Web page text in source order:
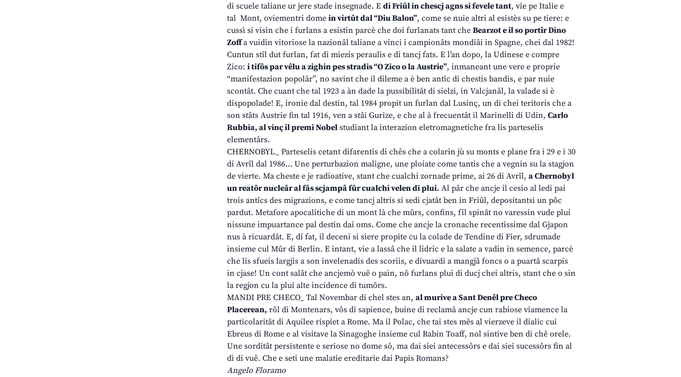
di scuele taliane ur jere stade insegnade. E di Friûl in chescj agns si fevele tant, vie pe Italie e
tal Mont, oviementri dome in virtût dal “Diu Balon”, come se nuie altri al esistès su pe tiere: e
cussì si visin che i furlans a esistin parcè che doi furlanats tant che Bearzot e il so portîr Dino
Zoffa vuidin vitoriose la nazionâl taliane a vinci i campionâts mondiâi in Spagne, chei dal 1982!
Cuntun stîl dut furlan, fat di miezis peraulis e di tancj fats. E l’an dopo, la Udinese e compre
Zico: i tifôs par vêlu a zighin pes stradis “O Zico o la Austrie”, inmaneant une vere e proprie
“manifestazion popolâr”, no savint che il dileme a è ben antîc di chestis bandis, e par nuie
scontât. Che cuant che tal 1923 a àn dade la pussibilitât di sielzi, in Valcjanâl, la valade si è
dispopolade! E, ironie dal destin, tal 1984 propit un furlan dal Lusinç, un di chei teritoris che a
son stâts Austrie fin tal 1916, ven a stâi Gurize, e che al à frecuentât il Marinelli di Udin, Carlo
Rubbia, al vinç il premi Nobel studiant la interazion eletromagnetiche fra lis parteselis
elementârs.
CHERNOBYL_ Parteselis cetant difarentis di chês che a colarin jù su monts e plane fra i 29 e i 30
di Avrîl dal 1986… Une perturbazion maligne, une ploiate come tantis che a vegnin su la stagjon
de vierte. Ma cheste e je radioative, stant che cualchi zornade prime, ai 26 di Avrîl, a Chernobyl
un reatôr nucleâr al fâs scjampâ fûr cualchi velen di plui. Al pâr che ancje il cesio al ledi pai
trois antîcs des migrazions, e come tancj altris si sedi cjatât ben in Friûl, depositantsi un pôc
pardut. Metafore apocalitiche di un mont là che mûrs, confins, fîl spinât no varessin vude plui
nissune impuartance pal destin dai oms. Come che ancje la cronache recentissime dal Gjapon
nus à ricuardât. E, di fat, il deceni si siere propite cu la colade de Tendine di Fier, sdrumade
insieme cul Mûr di Berlin. E intant, vie a lassâ che il lidric e la salate a vadin in semence, parcè
che lis sfueis largjis a son invelenadis des scoriis, e divuardi a mangjâ foncs o a puartâ scarpis
in cjase! Un cont salât che ancjemò vuê o paìn, nô furlans plui di ducj chei altris, stant che o sin
la regjon cu la plui alte incidence di tumôrs.
MANDI PRE CHECO_ Tal Novembar di chel stes an, al murive a Sant Denêl pre Checo
Placerean, rôl di Montenars, vôs di sapience, buine di reclamâ ancje cun rabiose viamence la
particolaritât di Aquilee rispiet a Rome. Ma il Polac, che tai stes mês al vierzeve il dialic cui
Ebreus di Rome e al visitave la Sinagoghe insieme cul Rabin Toaff, nol sintive ben di chê orele.
Une sorditât persistente e seriose no dome sô, ma dai siei antecessôrs e dai siei sucessôrs fin al
dì di vuê. Che e seti une malatie ereditarie dai Papis Romans?
Angelo Floramo